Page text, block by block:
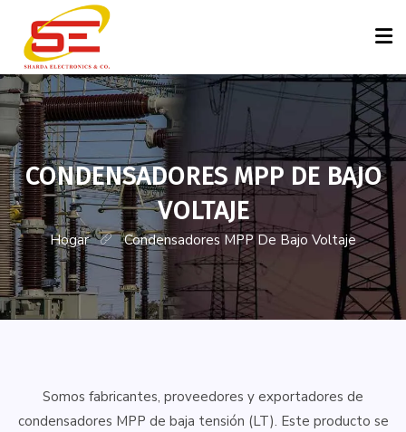
Hogar
Perfil
Papel De Los Condensadores
Productos
Servicios Y Soluciones
Contáctenos
CONDENSADORES MPP DE BAJO
VOLTAJE
Hogar Condensadores MPP De Bajo Voltaje
Somos fabricantes, proveedores y exportadores de
condensadores MPP de baja tensión (LT). Este producto se